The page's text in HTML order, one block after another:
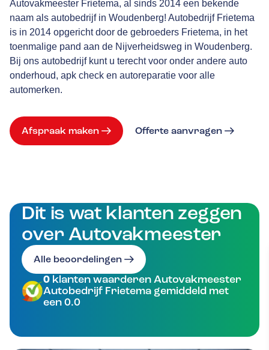
Autovakmeester Frietema, al sinds 2014 een bekende
naam als autobedrijf in Woudenberg! Autobedrijf Frietema
is in 2014 opgericht door de gebroeders Frietema, in het
toenmalige pand aan de Nijverheidsweg in Woudenberg.
Bij ons autobedrijf kunt u terecht voor onder andere auto
onderhoud, apk check en autoreparatie voor alle
automerken.
Afspraak maken Offerte aanvragen
Dit is wat klanten zeggen
over Autovakmeester
Alle beoordelingen
0 klanten waarderen Autovakmeester
Autobedrijf Frietema gemiddeld met
een 0.0